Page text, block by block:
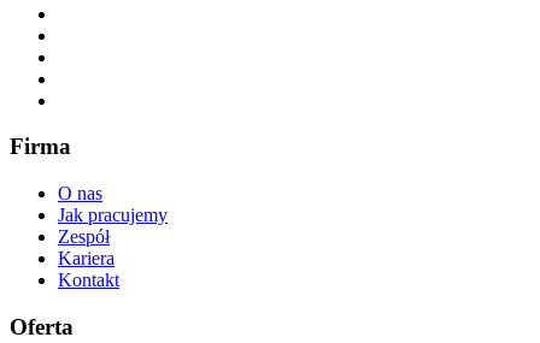
Firma
O nas
Jak pracujemy
Zespół
Kariera
Kontakt
Oferta